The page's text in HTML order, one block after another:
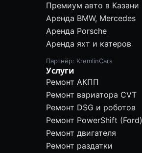
Премиум авто в Казани
Аренда BMW, Mercedes
Аренда Porsche
Аренда яхт и катеров
Партнёр: KremlinCars
Услуги
Ремонт АКПП
Ремонт вариатора CVT
Ремонт DSG и роботов
Ремонт PowerShift (Ford)
Ремонт двигателя
Ремонт раздатки